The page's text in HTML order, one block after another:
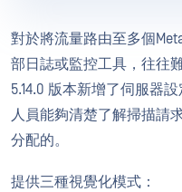
對於將流量路由至多個
部日誌或監控工具，往往
5.14.0 版本新增了伺服器
人員能夠清楚了解掃描請
分配的。
提供三種視覺化模式：